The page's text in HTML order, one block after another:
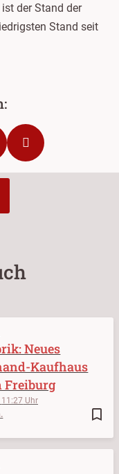
der Stand der
Stand seit
bookmark_border
11:27
Neues
Kaufhaus
Freiburg